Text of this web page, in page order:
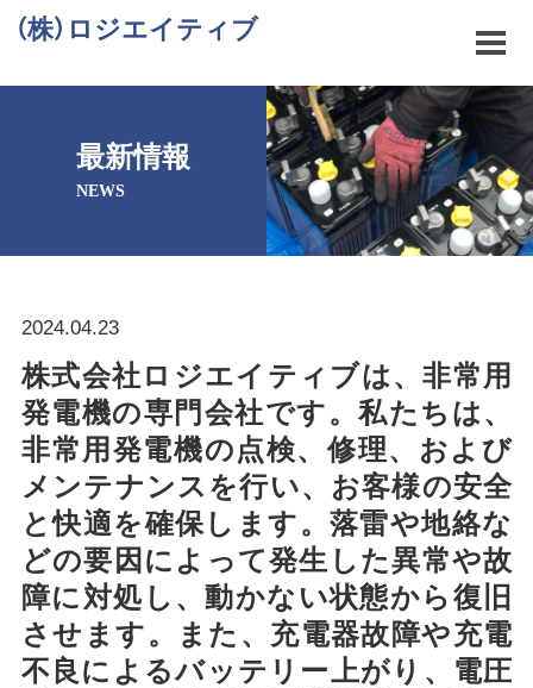
（株）ロジエイティブ
最新情報
NEWS
2024.04.23
株式会社ロジエイティブは、非常用
発電機の専門会社です。私たちは、
非常用発電機の点検、修理、および
メンテナンスを行い、お客様の安全
と快適を確保します。落雷や地絡な
どの要因によって発生した異常や故
障に対処し、動かない状態から復旧
させます。また、充電器故障や充電
不良によるバッテリー上がり、電圧